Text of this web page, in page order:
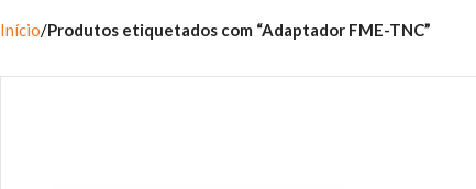
Início Produtos etiquetados com “Adaptador FME-TNC”